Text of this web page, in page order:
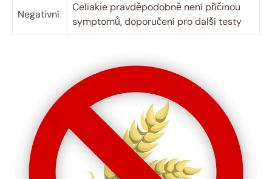
Negativní
Celiakie⁣ pravděpodobně není příčinou
symptomů, doporučení ‍pro další⁢ testy